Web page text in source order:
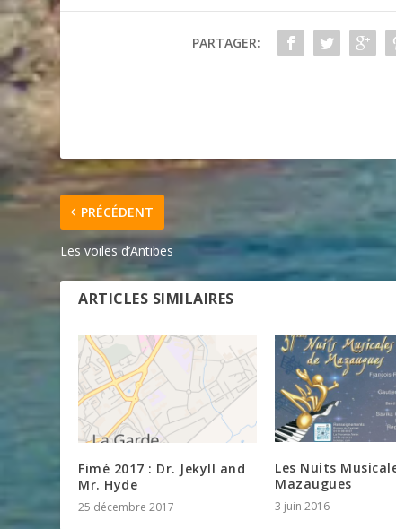
PARTAGER:
PRÉCÉDENT
Les voiles d’Antibes
ARTICLES SIMILAIRES
Fimé 2017 : Dr. Jekyll and
Mr. Hyde
25 décembre 2017
Les Nuits
Mazaugues
3 juin 2016